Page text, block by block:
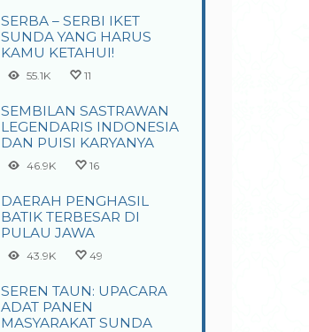
SERBA – SERBI IKET
SUNDA YANG HARUS
KAMU KETAHUI!
55.1K 11
SEMBILAN SASTRAWAN
LEGENDARIS INDONESIA
DAN PUISI KARYANYA
46.9K 16
DAERAH PENGHASIL
BATIK TERBESAR DI
PULAU JAWA
43.9K 49
SEREN TAUN: UPACARA
ADAT PANEN
MASYARAKAT SUNDA